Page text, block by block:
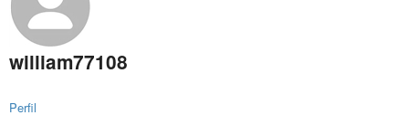
william77108
Perfil